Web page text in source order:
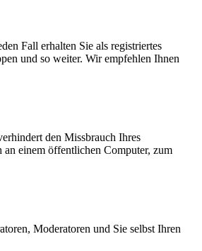
Fall erhalten Sie als registriertes
und so weiter. Wir empfehlen Ihnen
den Missbrauch Ihres
einem öffentlichen Computer, zum
Moderatoren und Sie selbst Ihren